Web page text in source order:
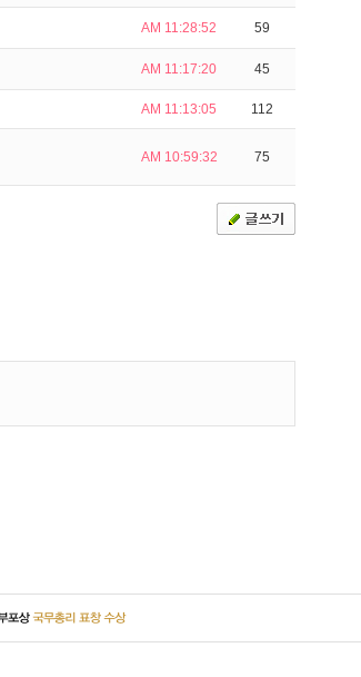
AM 11:28:52 59
AM 11:17:20 45
AM 11:13:05 112
AM 10:59:32 75